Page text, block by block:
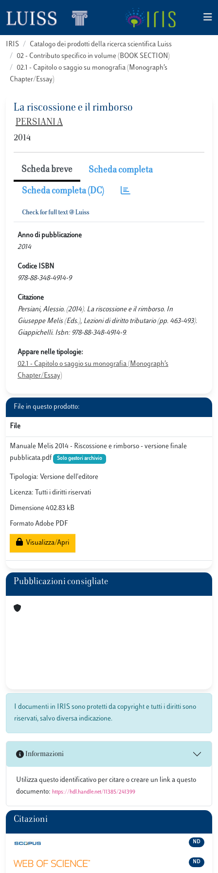
IRIS
Catalogo dei prodotti della ricerca scientifica Luiss
02 - Contributo specifico in volume (BOOK SECTION)
02.1 - Capitolo o saggio su monografia (Monograph’s
Chapter/Essay)
La riscossione e il rimborso
PERSIANI A
2014
Scheda breve Scheda completa
Scheda completa (DC)
Anno di pubblicazione
2014
Codice ISBN
978-88-348-4914-9
Citazione
Persiani, Alessio. (2014). La riscossione e il rimborso. In
Giuseppe Melis (Eds.), Lezioni di diritto tributario (pp. 463-493).
Giappichelli. Isbn: 978-88-348-4914-9.
Appare nelle tipologie:
02.1 - Capitolo o saggio su monografia (Monograph’s
Chapter/Essay)
File in questo prodotto:
File
Manuale Melis 2014 - Riscossione e rimborso - versione finale
pubblicata.pdf
Solo gestori archivio
Tipologia: Versione dell'editore
Licenza: Tutti i diritti riservati
Dimensione 402.83 kB
Formato Adobe PDF
Visualizza/Apri
Pubblicazioni consigliate
I documenti in IRIS sono protetti da copyright e tutti i diritti sono
riservati, salvo diversa indicazione.
Informazioni
Utilizza questo identificativo per citare o creare un link a questo
documento: https://hdl.handle.net/11385/241399
Citazioni
ND
ND